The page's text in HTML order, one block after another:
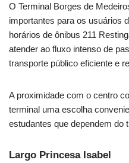
O Terminal Borges de
importantes para os usuários
horários de ônibus 211
atender ao fluxo intenso de
transporte público eficiente e
A proximidade com o centro
terminal uma escolha
estudantes que dependem do
Largo Princesa Isabel